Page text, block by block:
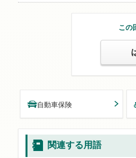
この
自動車保険
関連する用語